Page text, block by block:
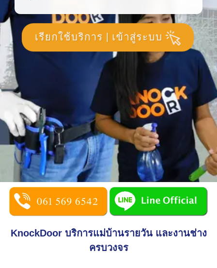
เรียกใช้บริการ | เข้าสู่ระบบ
KnockDoor บริการแม่บ้านรายวัน และงานช่าง
ครบวงจร